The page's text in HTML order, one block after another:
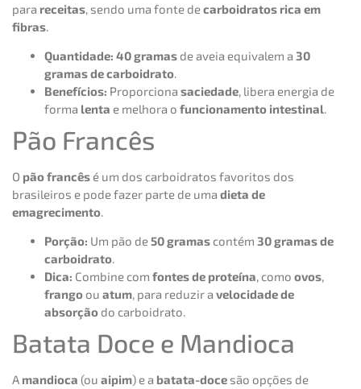
para receitas , sendo uma fonte decarboidratos rica em
fibras
Quantidade: 40 gramas de aveia equivalem a 30
gramas de carboidrato.
Benefícios: Proporciona saciedade, libera energia de
forma lenta e melhora o funcionamento intestinal.
Pão Francês
O pão francês é um dos carboidratos favoritos dos
brasileiros e pode fazer parte de uma dieta de
emagrecimento.
Porção: Um pão de50 gramas contém 30 gramas de
carboidrato.
Dica: Combine com fontes de proteína, como ovos,
frango ou atum, para reduzir a velocidade de
absorção do carboidrato.
Batata Doce e Mandioca
A mandioca (ou aipim) e a batata-docesão opções de